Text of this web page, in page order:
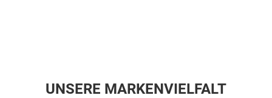
UNSERE MARKENVIELFALT